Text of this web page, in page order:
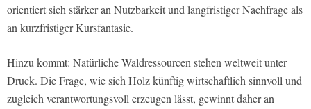
orientiert sich stärker an Nutzbarkeit und langfristiger Nachfrage als
an kurzfristiger Kursfantasie.
Hinzu kommt: Natürliche Waldressourcen stehen weltweit unter
Druck. Die Frage, wie sich Holz künftig wirtschaftlich sinnvoll und
zugleich verantwortungsvoll erzeugen lässt, gewinnt daher an